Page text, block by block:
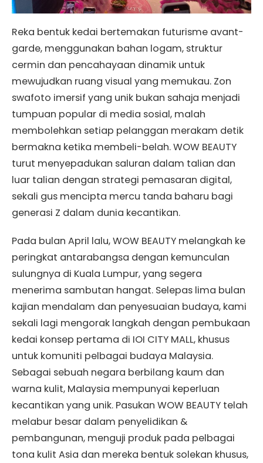
Reka bentuk kedai bertemakan futurisme avant-
garde, menggunakan bahan logam, struktur
cermin dan pencahayaan dinamik untuk
mewujudkan ruang visual yang memukau. Zon
swafoto imersif yang unik bukan sahaja menjadi
tumpuan popular di media sosial, malah
membolehkan setiap pelanggan merakam detik
bermakna ketika membeli-belah. WOW BEAUTY
turut menyepadukan saluran dalam talian dan
luar talian dengan strategi pemasaran digital,
sekali gus mencipta mercu tanda baharu bagi
generasi Z dalam dunia kecantikan.
Pada bulan April lalu, WOW BEAUTY melangkah ke
peringkat antarabangsa dengan kemunculan
sulungnya di Kuala Lumpur, yang segera
menerima sambutan hangat. Selepas lima bulan
kajian mendalam dan penyesuaian budaya, kami
sekali lagi mengorak langkah dengan pembukaan
kedai konsep pertama di IOI CITY MALL, khusus
untuk komuniti pelbagai budaya Malaysia.
Sebagai sebuah negara berbilang kaum dan
warna kulit, Malaysia mempunyai keperluan
kecantikan yang unik. Pasukan WOW BEAUTY telah
melabur besar dalam penyelidikan &
pembangunan, menguji produk pada pelbagai
tona kulit Asia dan mereka bentuk solekan khusus,